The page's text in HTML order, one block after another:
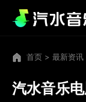
首页 > 最新资讯
汽水音乐